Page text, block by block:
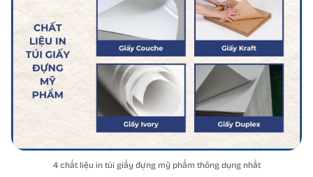
4 chất liệu in túi giấy đựng mỹ phẩm thông dụng nhất